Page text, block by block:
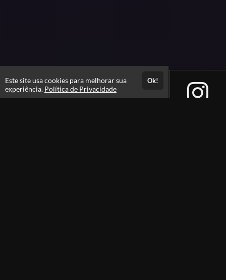
Este site usa cookies para melhorar sua
experiência. Política de Privacidade
Ok!